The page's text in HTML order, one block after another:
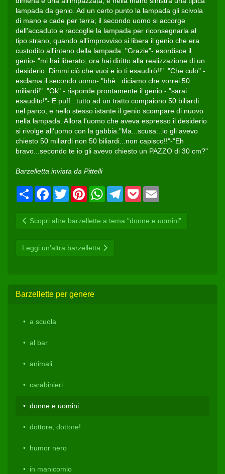
lampada da genio. Ad un certo punto la lampada gli scivola
di mano e cade per terra; il secondo uomo si accorge
dell'accaduto e raccoglie la lampada per riconsegnarla al
tipo strano, quando all'improvviso si libera il genio che era
custodito all'inteno della lampada: "Grazie"- esordisce il
genio- "mi hai liberato, ora hai diritto alla realizzazione di un
desiderio. Dimmi ciò che vuoi e io ti esaudirò!!". "Che culo" -
esclama il secondo uomo- "bhè...diciamo che vorrei 50
miliardi!". "Ok" - risponde prontamente il genio - "sarai
esaudito!"- E puff...tutto ad un tratto compaiono 50 biliardi
nel parco, e nello stesso istante il genio scompare di nuovo
nella lampada. Allora l'uomo che aveva espresso il desiderio
si rivolge all'uomo con la gabbia:"Ma...scusa...io gli avevo
chiesto 50 miliardi non 50 biliardi...non capisco!!"-"Eh
bravo...secondo te io gli avevo chiesto un PAZZO di 30 cm?"
Barzelletta inviata da Pittelli
CondividiFacebook
Twitter PinterestWhatsAppTelegram
Pocket
Scopri altre barzellette a tema "donne e uomini"
Leggi un'altra barzelletta
Barzellette per genere
a scuola
al bar
animali
carabinieri
donne e uomini
dottore, dottore!
humor nero
in manicomio